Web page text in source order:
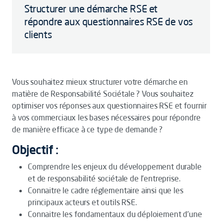
Structurer une démarche RSE et
répondre aux questionnaires RSE de vos
clients
Vous souhaitez mieux structurer votre démarche en
matière de Responsabilité Sociétale ? Vous souhaitez
optimiser vos réponses aux questionnaires RSE et fournir
à vos commerciaux les bases nécessaires pour répondre
de manière efficace à ce type de demande ?
Objectif :
Comprendre les enjeux du développement durable
et de responsabilité sociétale de l’entreprise.
Connaitre le cadre réglementaire ainsi que les
principaux acteurs et outils RSE.
Connaitre les fondamentaux du déploiement d’une